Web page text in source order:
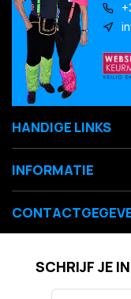
HANDIGE LINKS
INFORMATIE
SCHRIJF JE